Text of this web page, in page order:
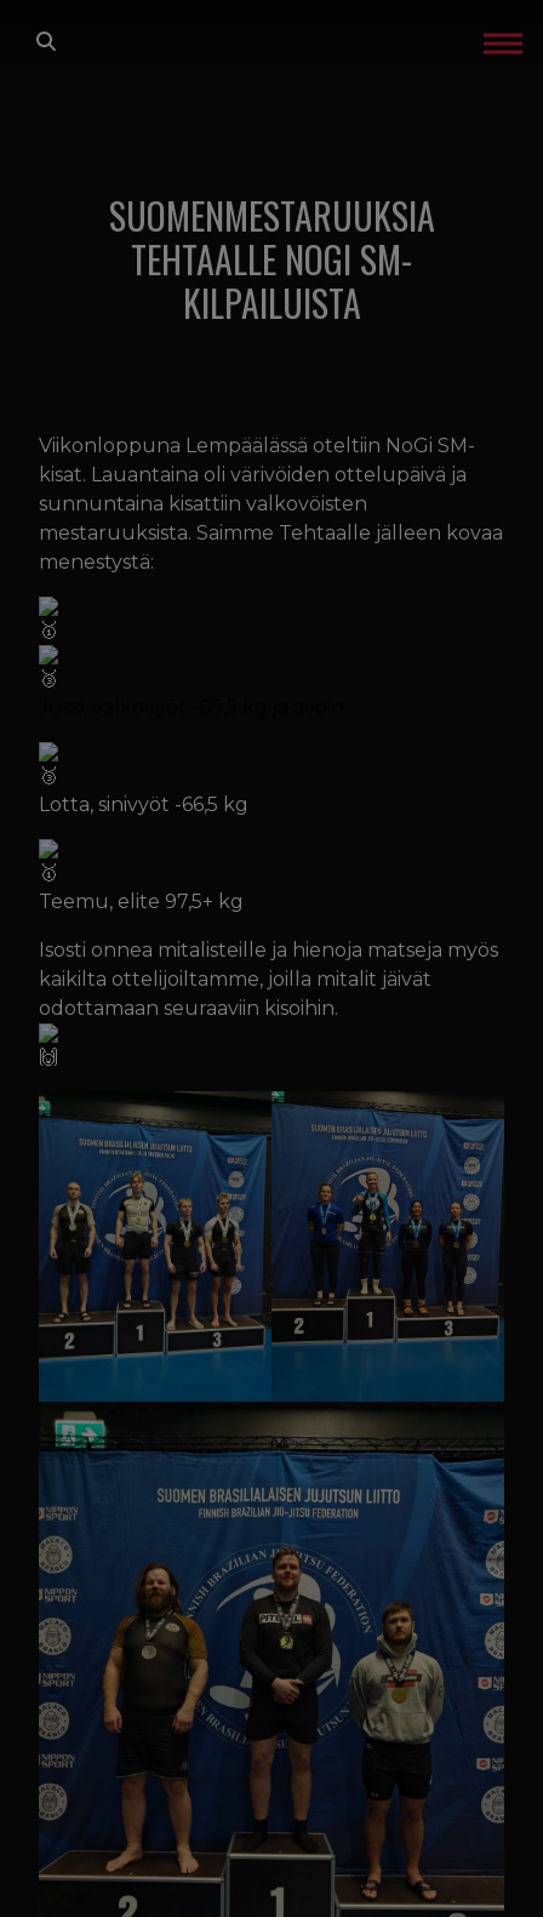
TREENIT
GLADIATOR FACTORY
IN ENGLISH
TREENIKALENTERI
SUOMENMESTARUUKSIA
TEHTAALLE NOGI SM-
KILPAILUISTA
Viikonloppuna Lempäälässä oteltiin NoGi SM-
kisat. Lauantaina oli värivöiden ottelupäivä ja
sunnuntaina kisattiin valkovöisten
mestaruuksista. Saimme Tehtaalle jälleen kovaa
menestystä:
Lotta, sinivyöt -66,5 kg
Teemu, elite 97,5+ kg
Isosti onnea mitalisteille ja hienoja matseja myös
kaikilta ottelijoiltamme, joilla mitalit jäivät
odottamaan seuraaviin kisoihin.